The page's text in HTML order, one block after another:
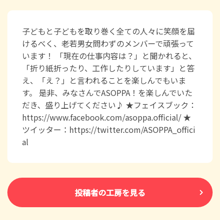
子どもと子どもを取り巻く全ての人々に笑顔を届
けるべく、老若男女問わずのメンバーで頑張って
います！ 「現在の仕事内容は？」と聞かれると、
「折り紙折ったり、工作したりしています」と答
え、「え？」と言われることを楽しんでもいま
す。 是非、みなさんでASOPPA！を楽しんでいた
だき、盛り上げてください♪ ★フェイスブック：
https://www.facebook.com/asoppa.official/ ★
ツイッター：https://twitter.com/ASOPPA_offici
al
投稿者の工房を見る